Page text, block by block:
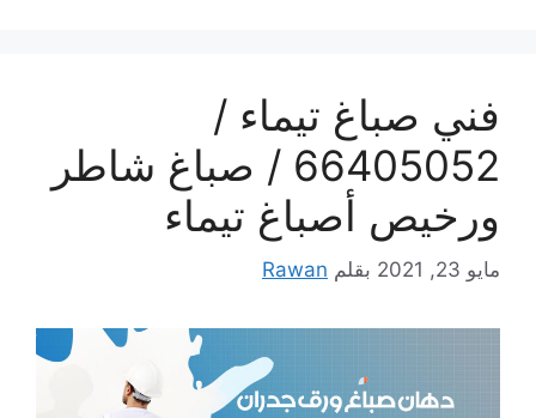
فني صباغ تيماء /
66405052 / صباغ شاطر
ورخيص أصباغ تيماء
مايو 23, 2021 بقلم Rawan